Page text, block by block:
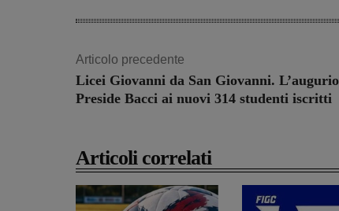
Articolo precedente
Licei Giovanni da San Giovanni.
Preside Bacci ai nuovi 314 studenti iscritti
Articoli correlati